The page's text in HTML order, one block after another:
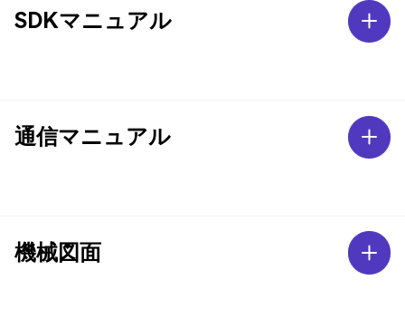
SDKマニュアル
通信マニュアル
機械図面